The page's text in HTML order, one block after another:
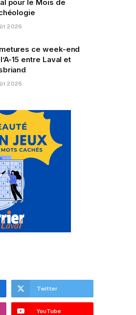
pour le Mois de
2026
ce week-end
15 entre Laval et
2026
Twitter
YouTube